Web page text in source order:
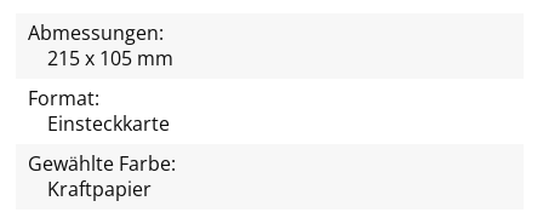
Abmessungen:
215 x 105 mm
Format:
Einsteckkarte
Gewählte Farbe:
Kraftpapier